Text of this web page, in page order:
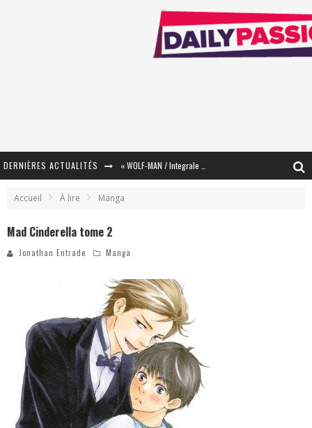
DERNIÈRES ACTUALITÉS
Star Fox
« Dr Wertham / L’homme qui étudia les tueurs en série » - Un Métier à Risque !
Assassin's Creed Black Flag Resynced
Accueil À lire Manga
Mad Cinderella tome 2
Jonathan Entrade Manga